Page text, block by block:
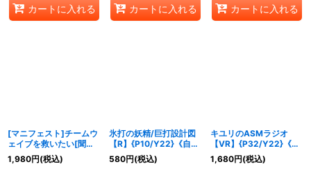
カートに入れる カートに入れる カートに入れる
[マニフェスト]チームウ
ェイブを救いたい[聞け]
【-】{P81/Y21}《自
然》
1,980円(税込)
氷打の妖精/巨打設計図
【R】{P10/Y22}《自
然》
580円(税込)
キユリのASMラジオ
【VR】{P32/Y22}《自
然》
1,680円(税込)